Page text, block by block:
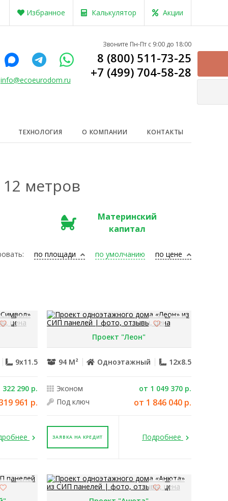
Избранное Калькулятор Акции
info@ecoeurodom.ru
Звоните Пн-Пт с 9:00 до 18:00
8 (800) 511-73-25
+7 (499) 704-58-28
ТЕХНОЛОГИЯ О КОМПАНИИ КОНТАКТЫ
метров
Материнский
капитал
по умолчанию
по площади по цене
9x11.5
322 290 р.
961 р.
Проект "Леон"
94 М² Одноэтажный 12x8.5
Эконом
от 1 049 370 р.
Под ключ
от 1 846 040 р.
ЗАЯВКА НА КРЕДИТ Подробнее